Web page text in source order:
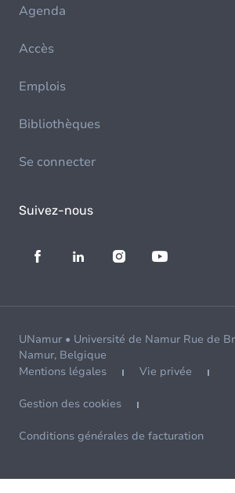
Agenda
Accès
Emplois
Bibliothèques
Se connecter
Suivez-nous
UNamur • Université de Namur Rue de
Namur, Belgique
Mentions légales
Vie privée
Gestion des cookies
Conditions générales de facturation